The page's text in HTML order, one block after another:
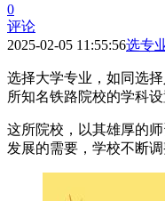
0
评论
2025-02-05 11:55:56选专
选择大学专业，如同选
所知名铁路院校的学科
这所院校，以其雄厚的
发展的需要，学校不断